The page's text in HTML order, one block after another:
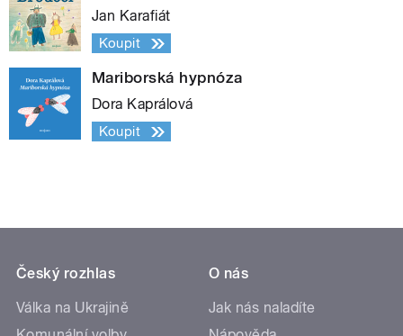
Jan Karafiát
Koupit
Mariborská hypnóza
Dora Kaprálová
Koupit
Český rozhlas
Válka na Ukrajině
O nás
Jak nás naladíte